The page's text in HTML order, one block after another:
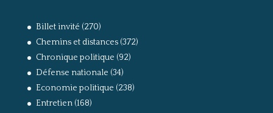
Billet invité (270)
Chemins et distances(372)
Chronique politique (92)
Défense nationale (34)
Economie politique (238)
Entretien(168)